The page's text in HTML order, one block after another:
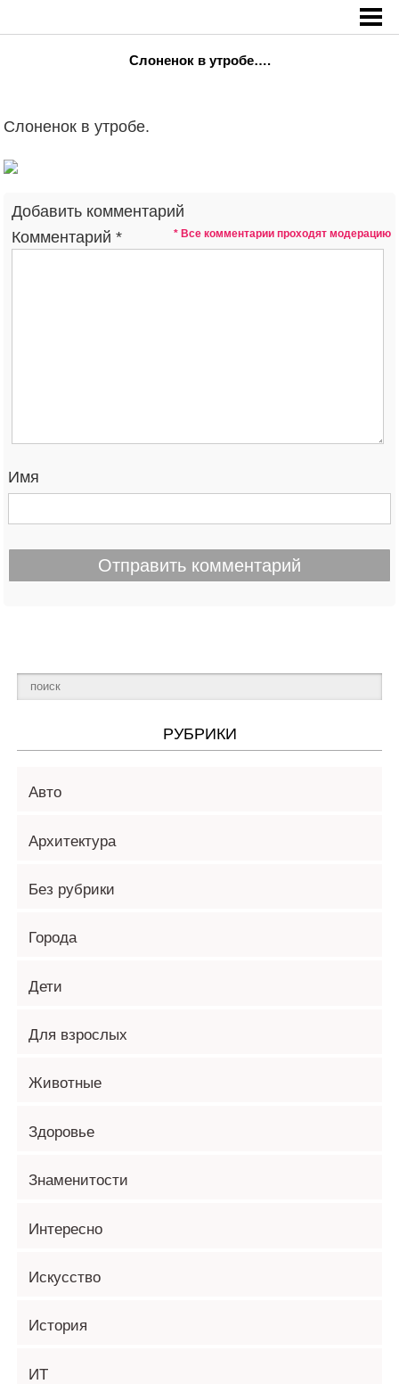
Cлоненок в утробе….
Cлоненок в утробе.
Добавить комментарий
* Все комментарии проходят модерацию
Комментарий*
Имя
РУБРИКИ
Авто
Архитектура
Без рубрики
Города
Дети
Для взрослых
Животные
Здоровье
Знаменитости
Интересно
Искусство
История
ИТ